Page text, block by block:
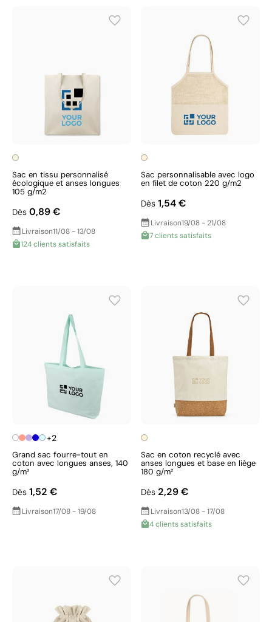
Sac en tissu personnalisé
écologique et anses longues
105 g/m2
Dès 0,89 €
Livraison11/08 - 13/08
124 clients satisfaits
Sac personnalisable avec logo
en filet de coton 220 g/m2
Dès 1,54 €
Livraison19/08 - 21/08
7 clients satisfaits
+2
Grand sac fourre-tout en
coton avec longues anses, 140
g/m²
Dès 1,52 €
Livraison17/08 - 19/08
Sac en coton recyclé avec
anses longues et base en liège
180 g/m²
Dès 2,29 €
Livraison13/08 - 17/08
4 clients satisfaits